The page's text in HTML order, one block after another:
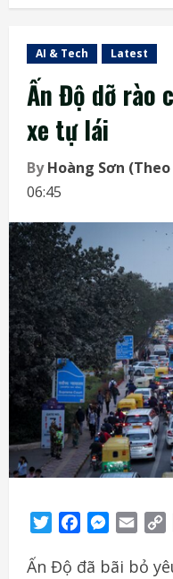
AI & Tech Latest
Ấn Độ dỡ rào
xe tự lái
ByHoàng Sơn
06:45
TwitterFacebook Email
Ấn Độ đã bãi bỏ